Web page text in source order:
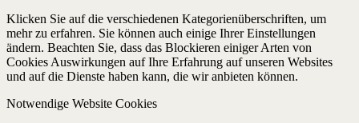
Klicken Sie auf die verschiedenen Kategorienüberschriften, um
mehr zu erfahren. Sie können auch einige Ihrer Einstellungen
ändern. Beachten Sie, dass das Blockieren einiger Arten von
Cookies Auswirkungen auf Ihre Erfahrung auf unseren Websites
und auf die Dienste haben kann, die wir anbieten können.
Notwendige Website Cookies